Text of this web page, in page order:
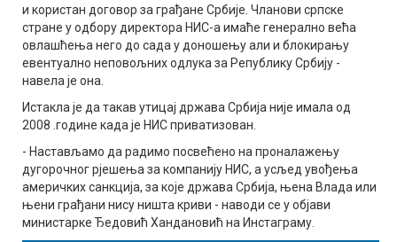
и користан договор за грађане Србије. Чланови српске
стране у одбору директора НИС-а имаће генерално већа
овлашћења него до сада у доношењу али и блокирању
евентуално неповољних одлука за Републику Србију -
навела је она.
Истакла је да такав утицај држава Србија није имала од
2008 .године када је НИС приватизован.
- Настављамо да радимо посвећено на проналажењу
дугорочног рјешења за компанију НИС, а усљед увођења
америчких санкција, за које држава Србија, њена Влада или
њени грађани нису ништа криви - наводи се у објави
министарке Ђедовић Хандановић на Инстаграму.